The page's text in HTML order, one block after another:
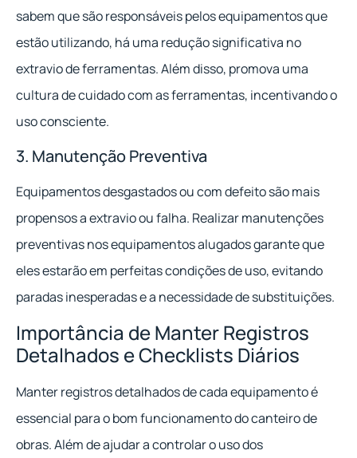
sabem que são responsáveis pelos equipamentos que
estão utilizando, há uma redução significativa no
extravio de ferramentas. Além disso, promova uma
cultura de cuidado com as ferramentas, incentivando o
uso consciente.
3. Manutenção Preventiva
Equipamentos desgastados ou com defeito são mais
propensos a extravio ou falha. Realizar manutenções
preventivas nos equipamentos alugados garante que
eles estarão em perfeitas condições de uso, evitando
paradas inesperadas e a necessidade de substituições.
Importância de Manter Registros
Detalhados e Checklists Diários
Manter registros detalhados de cada equipamento é
essencial para o bom funcionamento do canteiro de
obras. Além de ajudar a controlar o uso dos